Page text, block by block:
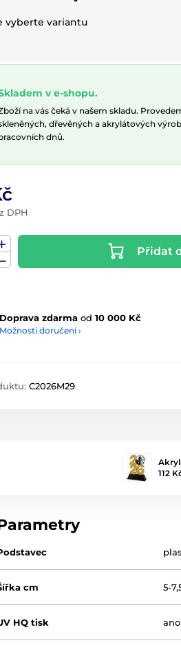
vyberte variantu
v e-shopu.
na vás čeká v našem skladu.
dřevěných a akrylátových
dnů.
DPH
Přidat
Doprava zdarma od 10 000 Kč
Možnosti doručení ›
C2026M29
112
cm 5-
HQ tisk ano